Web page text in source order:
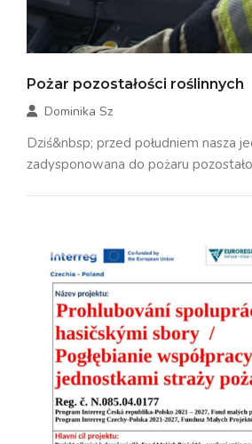
Pożar pozostałości roślinnych
Dominika Sz
Dziś&nbsp; przed południem nasza
zadysponowana do pożaru